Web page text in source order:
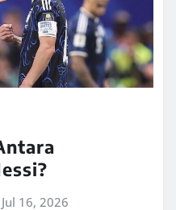
Jul 16, 2026